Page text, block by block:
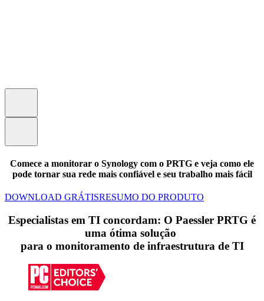
Comece a monitorar o Synology com o PRTG e veja como ele
pode tornar sua rede mais confiável e seu trabalho mais fácil
DOWNLOAD GRÁTISRESUMO DO PRODUTO
Especialistas em TI concordam: O Paessler PRTG é
uma ótima solução
para o monitoramento de infraestrutura de TI